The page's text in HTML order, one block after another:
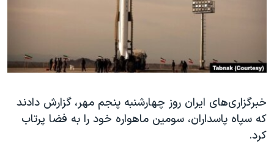
فرهنگ و زندگی
اسرائیل در جنگ
گالری عکس
حمله جمهوری اسلامی به اسرائیل
ورزش زنان در ایران
اعتراضات زن، زندگی، آزادی
زبانهای مختلف
خبرگزاری‌های ایران روز چهارشنبه پنجم مهر، گزارش دادند
که سپاه پاسداران، سومین ماهواره خود را به فضا پرتاب
کرد.